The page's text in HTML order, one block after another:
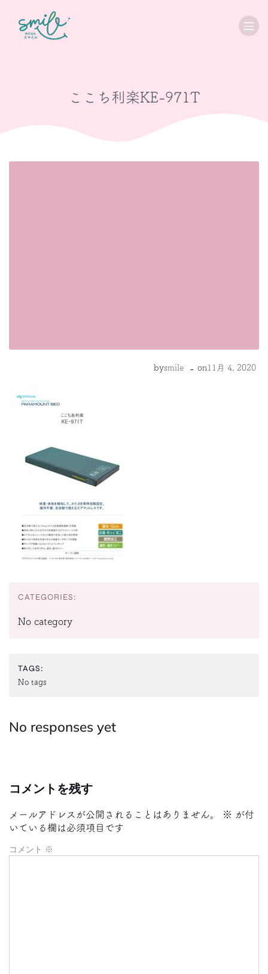
ここち利楽KE-971T
bysmile - on 11月 4, 2020
CATEGORIES:
No category
TAGS:
No tags
No responses yet
コメントを残す
メールアドレスが公開されることはありません。 ※ が付
いている欄は必須項目です
コメント ※